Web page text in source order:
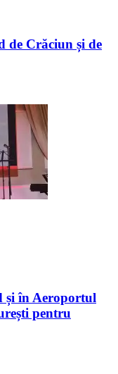
de Crăciun și de
și în Aeroportul
pentru